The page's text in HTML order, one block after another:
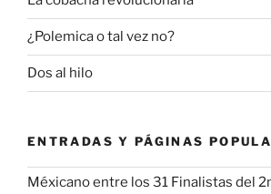
¿Polemica o tal vez no?
Dos al hilo
ENTRADAS Y PÁGINAS
Méxicano entre los 31 Finalistas del